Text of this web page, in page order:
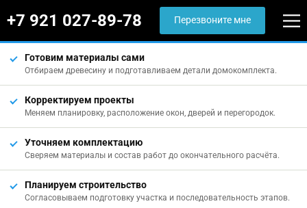
+7 921 027-89-78 Перезвоните мне
Готовим материалы сами
Отбираем древесину и подготавливаем детали домокомплекта.
Корректируем проекты
Меняем планировку, расположение окон, дверей и перегородок.
Уточняем комплектацию
Сверяем материалы и состав работ до окончательного расчёта.
Планируем строительство
Согласовываем подготовку участка и последовательность этапов.